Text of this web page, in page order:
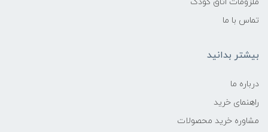
تماس با ما
بیشتر بدانید
درباره ما
راهنمای خرید
مشاوره خرید محصولات